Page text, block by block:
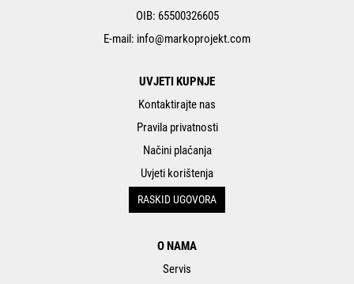
OIB: 65500326605
E-mail: info@markoprojekt.com
UVJETI KUPNJE
Kontaktirajte nas
Pravila privatnosti
Načini plaćanja
Uvjeti korištenja
RASKID UGOVORA
O NAMA
Servis